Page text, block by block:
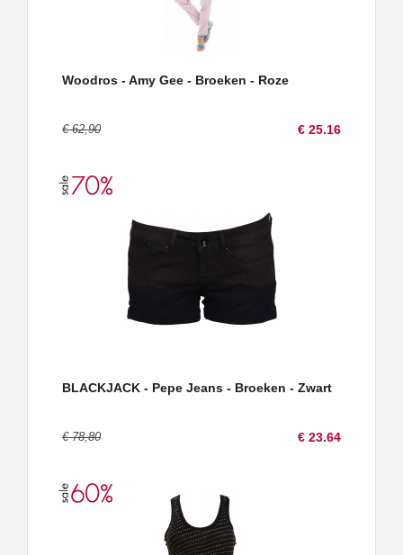
Woodros - Amy Gee - Broeken - Roze
€ 62,90 € 25.16
BLACKJACK - Pepe Jeans - Broeken - Zwart
€ 78,80 € 23.64